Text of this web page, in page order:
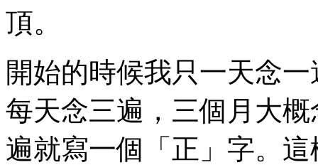
頂。
開始的時候我只一天念
每天念三遍，三個月大
遍就寫一個「正」字。